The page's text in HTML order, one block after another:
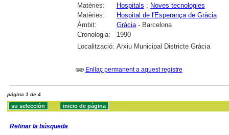
Matèries: Hospitals ; Noves tecnologies
Matèries:
Hospital de l'Esperança de Gràcia
Àmbit:
Gràcia- Barcelona
Cronologia:
1990
Localització: Arxiu Municipal Districte Gràcia
Enllaç permanent a aquest registre
página 1 de 4
Refinar la búsqueda